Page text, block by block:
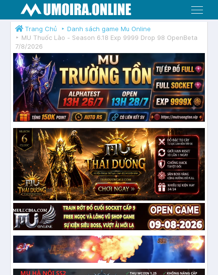
Menu
Trang Chủ
Danh sách game Mu Online
MU Thuốc Lào - Season 6.18 Exp 9999 Drop 98 OpenBeta
7/8/2026